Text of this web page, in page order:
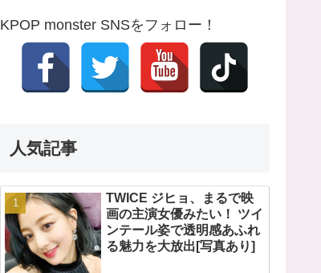
KPOP monster SNSをフォロー！
人気記事
TWICE ジヒョ、まるで映
画の主演女優みたい！ ツイ
ンテール姿で透明感あふれ
る魅力を大放出[写真あり]